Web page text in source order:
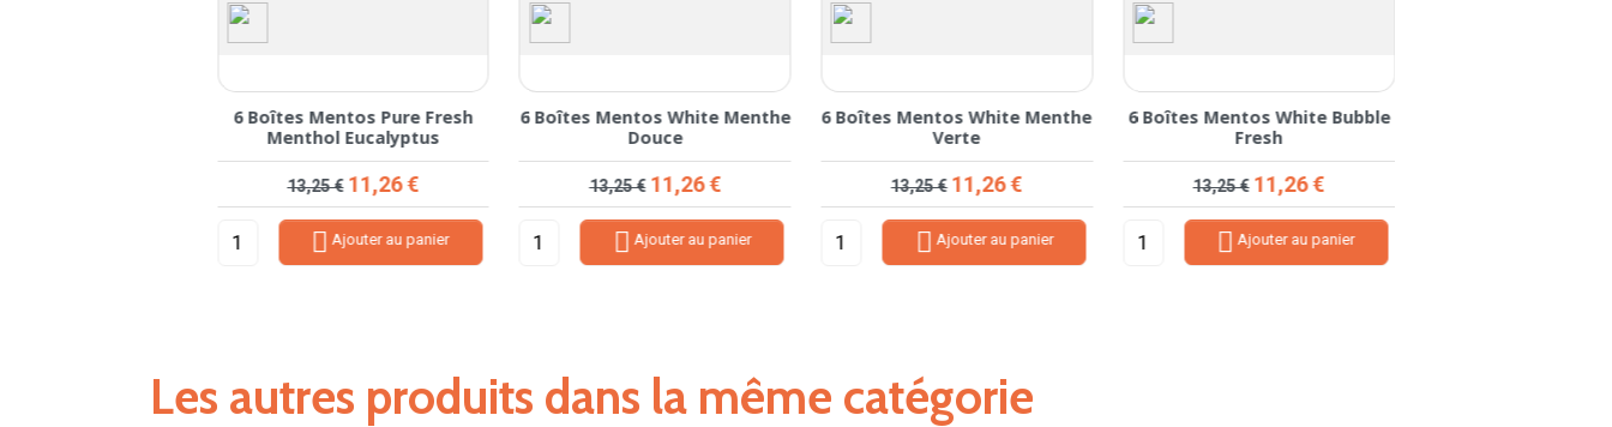
6 Boîtes Mentos Pure Fresh
Menthol Eucalyptus
Prix de base
13,25 € Prix
11,26 €
 Ajouter au panier
6 Boîtes Mentos White Menthe
Douce
Prix de base
13,25 € Prix
11,26 €
 Ajouter au panier
6 Boîtes Mentos White Menthe
Verte
Prix de base
13,25 € Prix
11,26 €
 Ajouter au panier
6 Boîtes Mentos White Bubble
Fresh
Prix de base
13,25 € Prix
11,26 €
 Ajouter au panier
Les autres produits dans la même catégorie